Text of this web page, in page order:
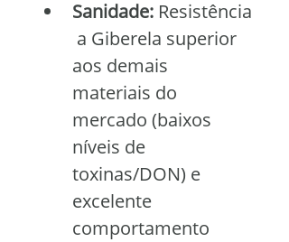
Sanidade: Resistência
a Giberela superior
aos demais
materiais do
mercado (baixos
níveis de
toxinas/DON) e
excelente
comportamento